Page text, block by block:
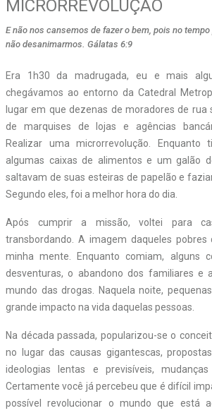
MICRORREVOLUÇÃO
E não nos cansemos de fazer o bem, pois no
não desanimarmos. Gálatas 6:9
Era 1h30 da madrugada, eu e mais
chegávamos ao entorno da Catedral
lugar em que dezenas de moradores de rua
de marquises de lojas e agências
Realizar uma microrrevolução. Enquanto
algumas caixas de alimentos e um galão
saltavam de suas esteiras de papelão e
Segundo eles, foi a melhor hora do dia.
Após cumprir a missão, voltei para
transbordando. A imagem daqueles pobres
minha mente. Enquanto comiam, alguns
desventuras, o abandono dos familiares e
mundo das drogas. Naquela noite,
grande impacto na vida daquelas pessoas.
Na década passada, popularizou-se o
no lugar das causas gigantescas,
ideologias lentas e previsíveis,
Certamente você já percebeu que é difícil
possível revolucionar o mundo que está